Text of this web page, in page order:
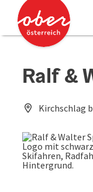
Zum Inhalt
Zum
Ralf &
Kirchschlag